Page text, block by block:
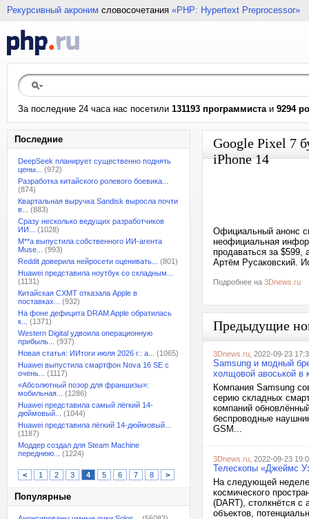
Рекурсивный акроним словосочетания «PHP: Hypertext Preprocessor»
За последние 24 часа нас посетили 131193 программистаи 9294
Последние
DeepSeek планирует существенно поднять
цены...
(972)
Разработка китайского ролевого боевика...
(874)
Квартальная выручка Sandisk выросла почти
в...
(883)
Сразу несколько ведущих разработчиков
ИИ...
(1028)
M**a выпустила собственного ИИ-агента
Muse...
(993)
Reddit доверила нейросети оценивать...
(801)
Huawei представила ноутбук со складным...
(1131)
Китайская CXMT отказала Apple в
поставках...
(932)
На фоне дефицита DRAM Apple обратилась
к...
(1371)
Western Digital удвоила операционную
прибыль...
(937)
Новая статья: ИИтоги июля 2026 г.: а...
(1065)
Huawei выпустила смартфон Nova 16 SE с
очень...
(1117)
«Абсолютный позор для франшизы»:
мобильная...
(1286)
Huawei представила самый лёгкий 14-
дюймовый...
(1044)
Huawei представила лёгкий 14-дюймовый...
(1187)
Моддер создал для Steam Machine
переднюю...
(1224)
< 1 2 3 4 5 6 7 8 >
Популярные
Google Pixel 7
iPhone 14
Официальный анонс
неофициальная
продаваться за $599,
Артём Русаковский.
Подробнее на 3Dnews.ru
Предыдущие
3Dnews.ru , 2022-09-23
Samsung и модный
холщовой авоськой в
Компания Samsung
серию складных
компаний
беспроводные
GSM...
3Dnews.ru , 2022-09-23
Телескопы «Джеймс
На следующей неделе
космического
(DART), столкнётся
объектов,